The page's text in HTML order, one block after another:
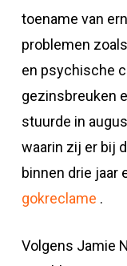
toename van
problemen
en psychische
gezinsbreuken
stuurde in
waarin zij er bij
binnen drie jaar
gokreclame .
Volgens Jamie